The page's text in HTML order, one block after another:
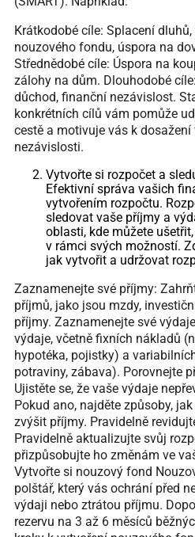
Krátkodobé cíle: Splacení
nouzového fondu, úspora na
Střednědobé cíle: Úspora na
zálohy na dům. Dlouhodobé
důchod, finanční nezávislost.
konkrétních cílů vám pomůže
cestě a motivuje vás k
nezávislosti.
Vytvořte si rozpočet a
Efektivní správa vašich
vytvořením rozpočtu.
sledovat vaše příjmy a
oblasti, kde můžete
v rámci svých možností.
jak vytvořit a udržovat
Zaznamenejte své příjmy:
příjmů, jako jsou mzdy,
příjmy. Zaznamenejte své
výdaje, včetně fixních nákladů
hypotéka, pojistky) a
potraviny, zábava). Porovnejte
Ujistěte se, že vaše výdaje
Pokud ano, najděte způsoby,
zvýšit příjmy. Pravidelně
Pravidelně aktualizujte svůj
přizpůsobujte ho změnám ve
Vytvořte si nouzový fond
polštář, který vás ochrání před
výdaji nebo ztrátou příjmu.
rezervu na 3 až 6 měsíců